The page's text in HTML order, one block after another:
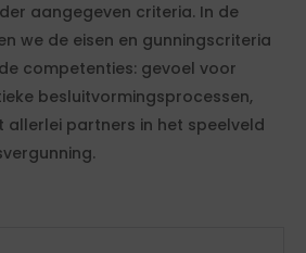
aangegeven criteria. In de
we de eisen en gunningscriteria
competenties: gevoel voor
besluitvormingsprocessen,
allerlei partners in het speelveld